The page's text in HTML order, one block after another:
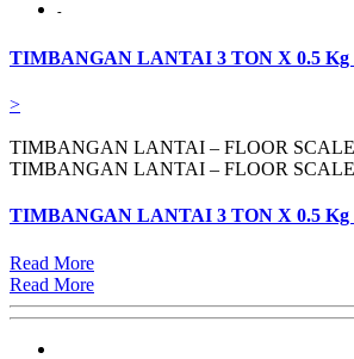
-
TIMBANGAN LANTAI 3 TON X 0.5 Kg
>
TIMBANGAN LANTAI – FLOOR SCALE
TIMBANGAN LANTAI – FLOOR SCALE
TIMBANGAN LANTAI 3 TON X 0.5 Kg
Read More
Read More